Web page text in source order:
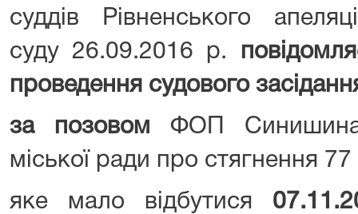
суддів Рівненського
суду 26.09.2016 р.
проведення судового
за позовом
ФОП Синишина
міської ради про стягнення
яке мало відбутися